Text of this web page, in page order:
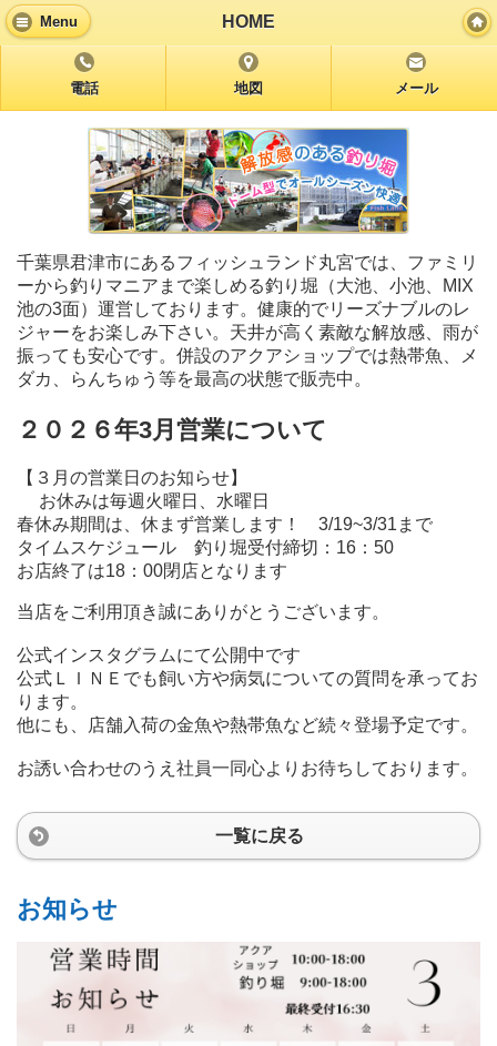
Menu HOME
電話 地図 メール
千葉県君津市にあるフィッシュランド丸宮では、ファミリ
ーから釣りマニアまで楽しめる釣り堀（大池、小池、MIX
池の3面）運営しております。健康的でリーズナブルのレ
ジャーをお楽しみ下さい。天井が高く素敵な解放感、雨が
振っても安心です。併設のアクアショップでは熱帯魚、メ
ダカ、らんちゅう等を最高の状態で販売中。
２０２６年3月営業について
【３月の営業日のお知らせ】
お休みは毎週火曜日、水曜日
春休み期間は、休まず営業します！ 3/19~3/31まで
タイムスケジュール 釣り堀受付締切：16：50
お店終了は18：00閉店となります
当店をご利用頂き誠にありがとうございます。
公式インスタグラムにて公開中です
公式ＬＩＮＥでも飼い方や病気についての質問を承ってお
ります。
他にも、店舗入荷の金魚や熱帯魚など続々登場予定です。
お誘い合わせのうえ社員一同心よりお待ちしております。
一覧に戻る
お知らせ